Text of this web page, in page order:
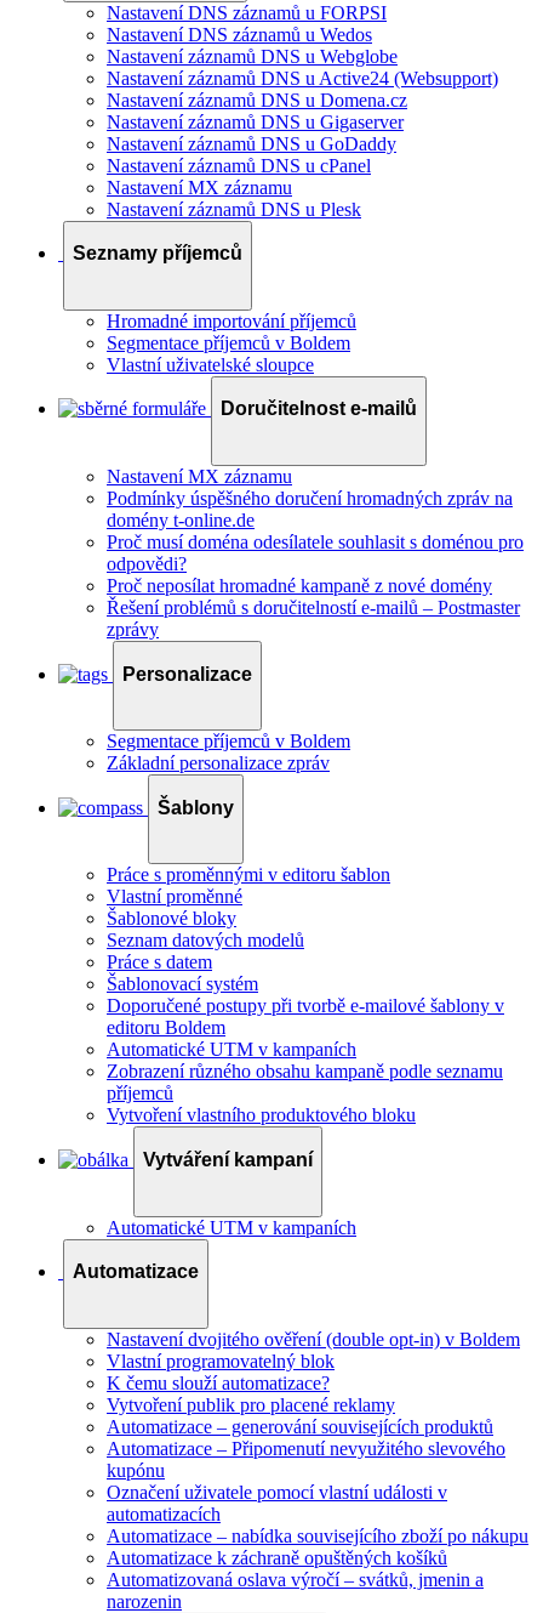
Nastavení DNS záznamů u FORPSI
Nastavení DNS záznamů u Wedos
Nastavení záznamů DNS u Webglobe
Nastavení záznamů DNS u Active24 (Websupport)
Nastavení záznamů DNS u Domena.cz
Nastavení záznamů DNS u Gigaserver
Nastavení záznamů DNS u GoDaddy
Nastavení záznamů DNS u cPanel
Nastavení MX záznamu
Nastavení záznamů DNS u Plesk
Seznamy příjemců
Hromadné importování příjemců
Segmentace příjemců v Boldem
Vlastní uživatelské sloupce
Doručitelnost e-mailů
Nastavení MX záznamu
Podmínky úspěšného doručení hromadných zpráv na
domény t-online.de
Proč musí doména odesílatele souhlasit s doménou pro
odpovědi?
Proč neposílat hromadné kampaně z nové domény
Řešení problémů s doručitelností e-mailů – Postmaster
zprávy
Personalizace
Segmentace příjemců v Boldem
Základní personalizace zpráv
Šablony
Práce s proměnnými v editoru šablon
Vlastní proměnné
Šablonové bloky
Seznam datových modelů
Práce s datem
Šablonovací systém
Doporučené postupy při tvorbě e-mailové šablony v
editoru Boldem
Automatické UTM v kampaních
Zobrazení různého obsahu kampaně podle seznamu
příjemců
Vytvoření vlastního produktového bloku
Vytváření kampaní
Automatické UTM v kampaních
Automatizace
Nastavení dvojitého ověření (double opt-in) v Boldem
Vlastní programovatelný blok
K čemu slouží automatizace?
Vytvoření publik pro placené reklamy
Automatizace – generování souvisejících produktů
Automatizace – Připomenutí nevyužitého slevového
kupónu
Označení uživatele pomocí vlastní události v
automatizacích
Automatizace – nabídka souvisejícího zboží po nákupu
Automatizace k záchraně opuštěných košíků
Automatizovaná oslava výročí – svátků, jmenin a
narozenin